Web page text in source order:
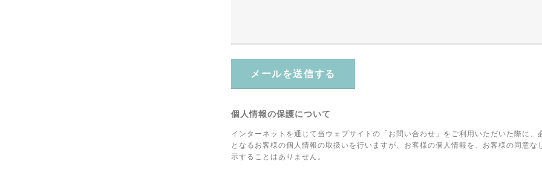
メールを送信する
個人情報の保護について
インターネットを通じて当ウェブサイトの「お問い合わせ」をご利用いただいた際に、
となるお客様の個人情報の取扱いを行いますが、お客様の個人情報を、お客様の同意な
示することはありません。